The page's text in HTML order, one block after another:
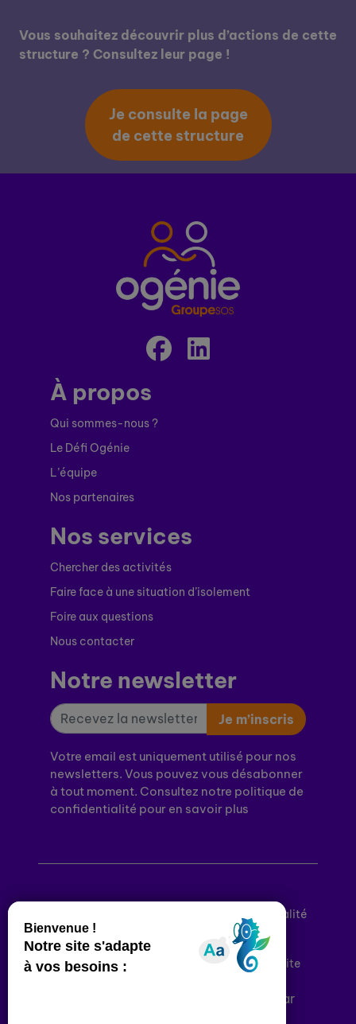
Vous souhaitez découvrir plus d’actions de cette
structure ? Consultez leur page !
Je consulte la page
de cette structure
À propos
Qui sommes-nous ?
Le Défi Ogénie
L’équipe
Nos partenaires
Nos services
Chercher des activités
Faire face à une situation d’isolement
Foire aux questions
Nous contacter
Notre newsletter
Je m’inscris
Votre email est uniquement utilisé pour nos
newsletters. Vous pouvez vous désabonner
à tout moment. Consultez notre politique de
confidentialité pour en savoir plus
Politique de confidentialité
Conditions générales d’utilisation
Déclaration d’accessibilité
Plan du site
Plateforme développée en France par